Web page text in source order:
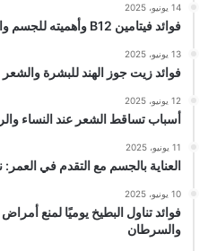
14 يونيو، 2025
فوائد فيتامين B12 وأهميته للجسم والصحة العامة
13 يونيو، 2025
فوائد زيت جوز الهند للبشرة والشعر
12 يونيو، 2025
أسباب تساقط الشعر عند النساء
11 يونيو، 2025
العناية بالجسم مع التقدم في العمر:
10 يونيو، 2025
فوائد تناول البطيخ يوميًا لمنع
والسرطان